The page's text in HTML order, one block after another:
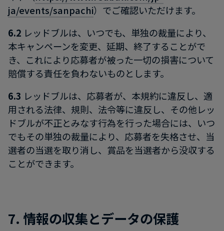
ja/events/sanpachi）でご確認いただけます。
6.2 レッドブルは、いつでも、単独の裁量により、
本キャンペーンを変更、延期、終了することがで
き、これにより応募者が被った一切の損害について
賠償する責任を負わないものとします。
6.3 レッドブルは、応募者が、本規約に違反し、適
用される法律、規則、法令等に違反し、その他レッ
ドブルが不正とみなす行為を行った場合には、いつ
でもその単独の裁量により、応募者を失格させ、当
選者の当選を取り消し、賞品を当選者から没収する
ことができます。
7. 情報の収集とデータの保護